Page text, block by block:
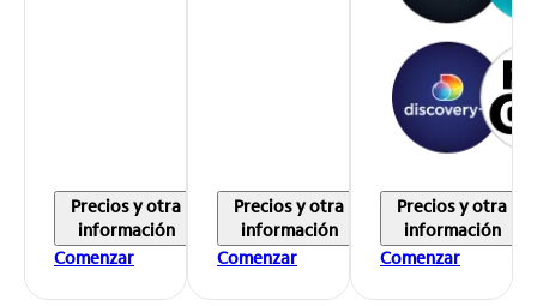
Precios y otra
información
Comenzar
Precios y otra
información
Comenzar
Precios y otra
información
Comenzar